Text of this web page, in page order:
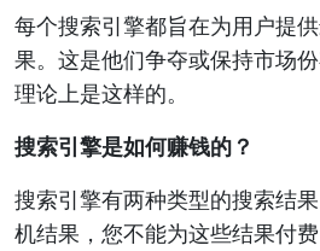
每个搜索引擎都旨在为用户提
果。这是他们争夺或保持市场
理论上是这样的。
搜索引擎是如何赚钱的？
搜索引擎有两种类型的搜索结
机结果，您不能为这些结果付